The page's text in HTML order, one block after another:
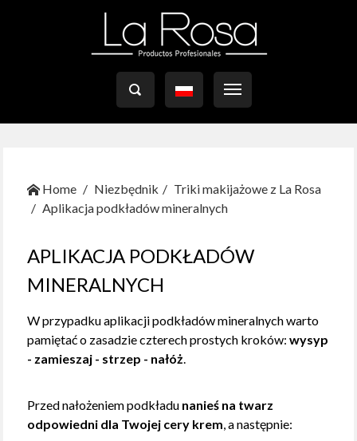

Home Niezbędnik
Triki makijażowe z La Rosa
Aplikacja podkładów mineralnych
APLIKACJA PODKŁADÓW
MINERALNYCH
W przypadku aplikacji podkładów mineralnych warto
pamiętać o zasadzie czterech prostych kroków:wysyp
- zamieszaj - strzep - nałóż.
Przed nałożeniem podkładu nanieś na twarz
odpowiedni dla Twojej cery krem, a następnie: